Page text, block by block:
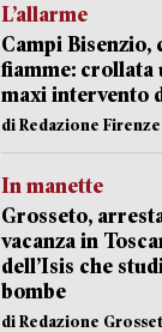
L’allarme
Campi Bisenzio,
fiamme: crollata
maxi intervento
di Redazione Firenze
In manette
Grosseto,
vacanza in
dell’Isis che
bombe
di Redazione